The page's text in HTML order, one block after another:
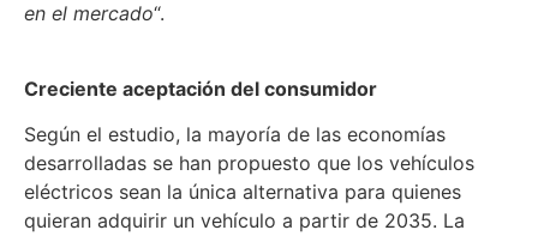
en el mercado“.
Creciente aceptación del consumidor
Según el estudio, la mayoría de las economías
desarrolladas se han propuesto que los vehículos
eléctricos sean la única alternativa para quienes
quieran adquirir un vehículo a partir de 2035. La